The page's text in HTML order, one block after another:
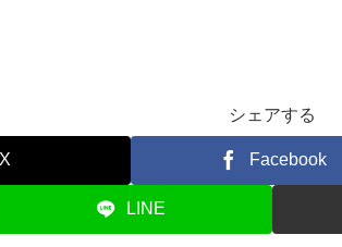
シェアする
X Facebook
LINE